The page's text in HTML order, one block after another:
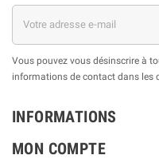
Vous pouvez vous désinscrire à
informations de contact dans les
INFORMATIONS
MON COMPTE